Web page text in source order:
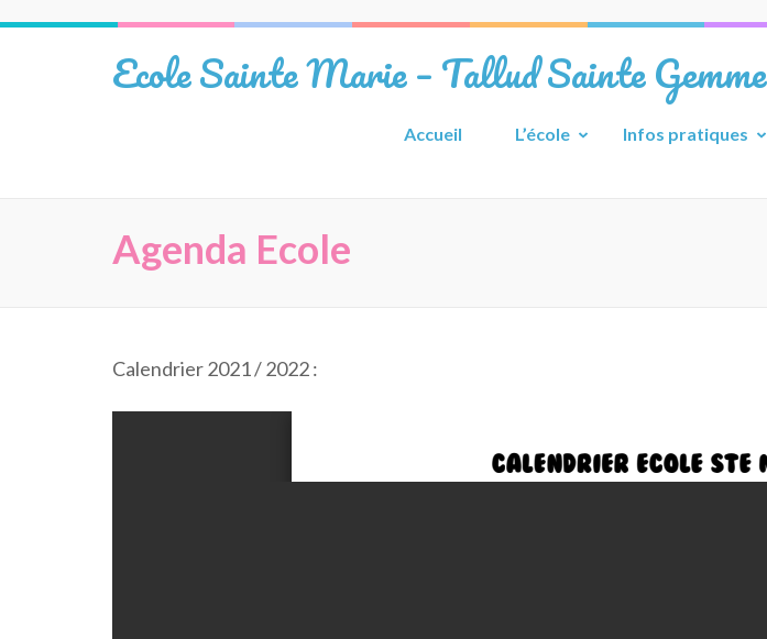
Ecole Sainte Marie – Tallud Sainte Gemme
Accueil L’école Infos pratiques
Agenda Ecole
Calendrier 2021 / 2022 :